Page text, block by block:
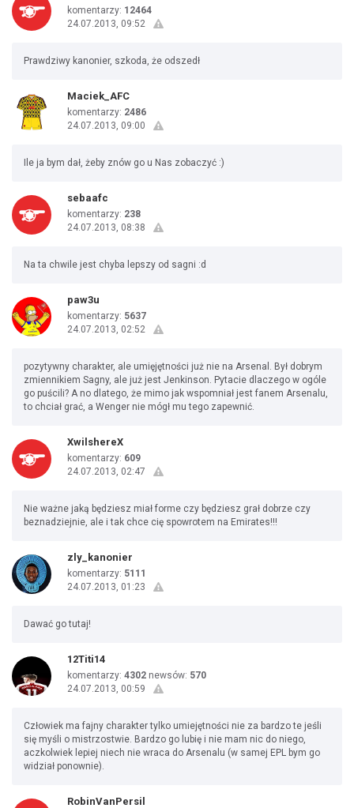
komentarzy: 12464
24.07.2013, 09:52
Prawdziwy kanonier, szkoda, że odszedł
Maciek_AFC
komentarzy: 2486
24.07.2013, 09:00
Ile ja bym dał, żeby znów go u Nas zobaczyć :)
sebaafc
komentarzy: 238
24.07.2013, 08:38
Na ta chwile jest chyba lepszy od sagni :d
paw3u
komentarzy: 5637
24.07.2013, 02:52
pozytywny charakter, ale umięjętności już nie na Arsenal. Był dobrym
zmiennikiem Sagny, ale już jest Jenkinson. Pytacie dlaczego w ogóle
go puścili? A no dlatego, że mimo jak wspomniał jest fanem Arsenalu,
to chciał grać, a Wenger nie mógł mu tego zapewnić.
XwilshereX
komentarzy: 609
24.07.2013, 02:47
Nie ważne jaką będziesz miał forme czy będziesz grał dobrze czy
beznadziejnie, ale i tak chce cię spowrotem na Emirates!!!
zly_kanonier
komentarzy: 5111
24.07.2013, 01:23
Dawać go tutaj!
12Titi14
komentarzy: 4302 newsów: 570
24.07.2013, 00:59
Człowiek ma fajny charakter tylko umiejętności nie za bardzo te jeśli
się myśli o mistrzostwie. Bardzo go lubię i nie mam nic do niego,
aczkolwiek lepiej niech nie wraca do Arsenalu (w samej EPL bym go
widział ponownie).
RobinVanPersil